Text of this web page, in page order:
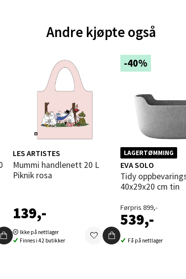
Andre kjøpte også
LES ARTISTES
Mummi handlenett 20 L
Piknik rosa
139,-
Ikke på nettlager
Finnes i 42 butikker
-40%
LAGERTØMMING
EVA SOLO
Tidy oppbevaringskurv
40x29x20 cm tin
Førpris 899,-
539,-
Få på nettlager
25, 6010 Ålesund
Moldetorget
Molde
10-20
- Thon Senter Malmporten
1, 8514 Narvik
10-20